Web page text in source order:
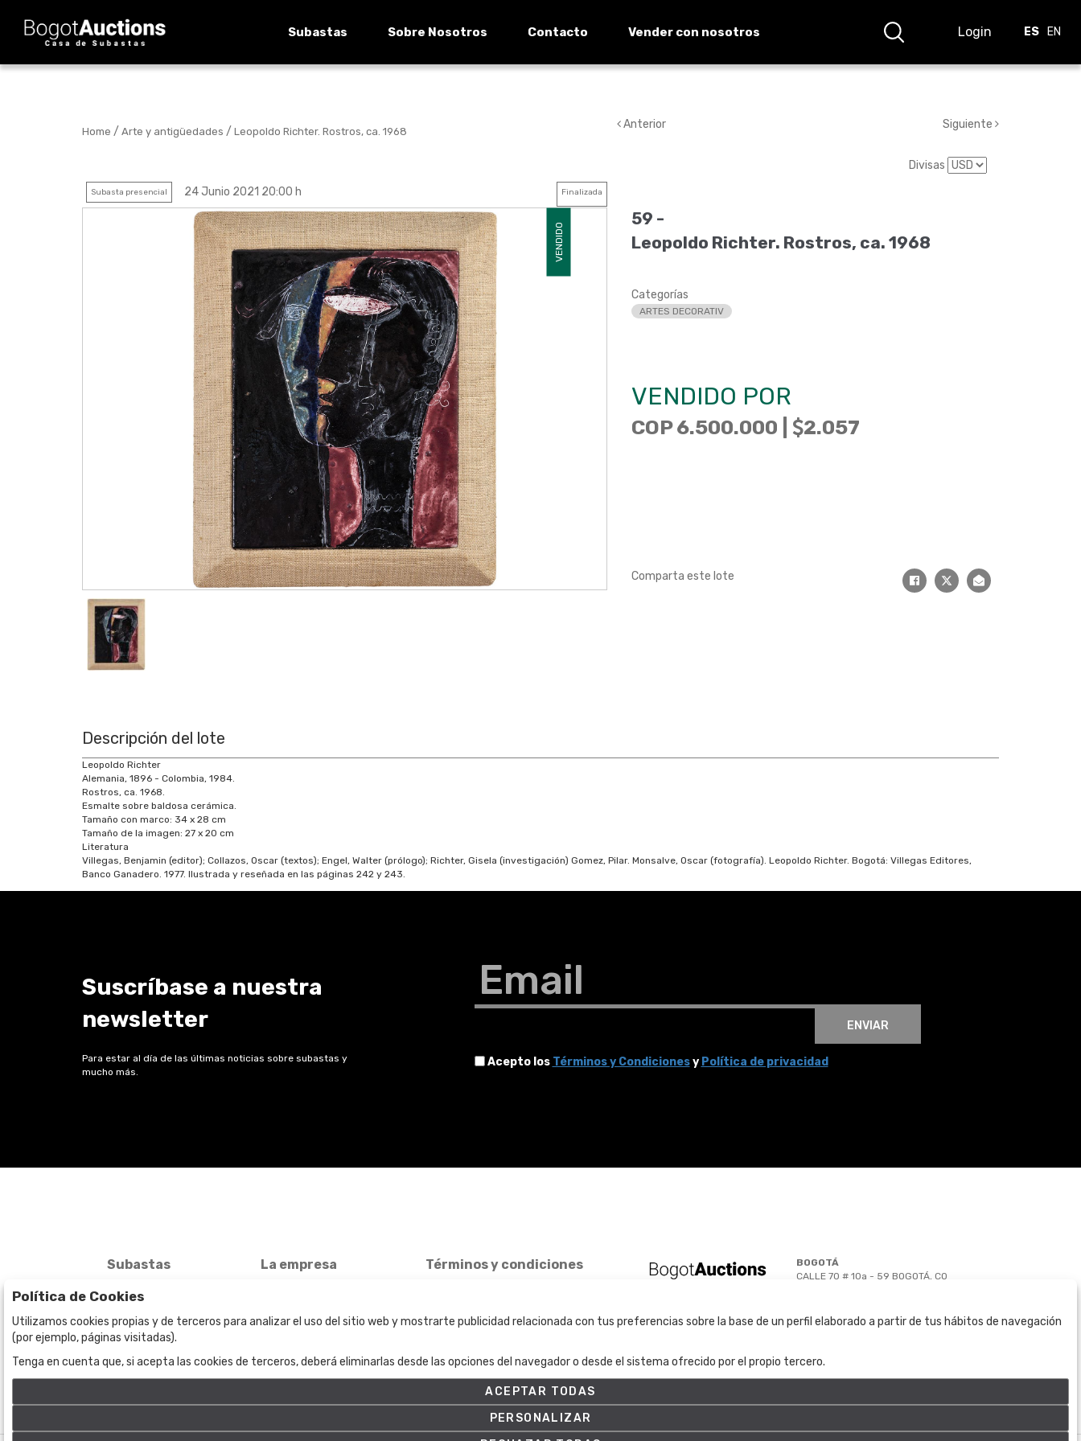
Subastas Sobre Nosotros Contacto Vender con nosotros Login ES EN
Home / Arte y antigüedades / Leopoldo Richter. Rostros, ca. 1968
Anterior Siguiente
Divisas
Subasta presencial 24 Junio 2021 20:00 h Finalizada
VENDIDO
59 -
Leopoldo Richter. Rostros, ca. 1968
Categorías
ARTES DECORATIV
VENDIDO POR
COP 6.500.000 | 2.057
Comparta este lote
Descripción del lote
Leopoldo Richter
Alemania, 1896 - Colombia, 1984.
Rostros, ca. 1968.
Esmalte sobre baldosa cerámica.
Tamaño con marco: 34 x 28 cm
Tamaño de la imagen: 27 x 20 cm
Literatura
Villegas, Benjamin (editor); Collazos, Oscar (textos); Engel, Walter (prólogo); Richter, Gisela (investigación) Gomez, Pilar. Monsalve, Oscar (fotografía). Leopoldo Richter. Bogotá: Villegas Editores,
Banco Ganadero. 1977. Ilustrada y reseñada en las páginas 242 y 243.
Suscríbase a nuestra
newsletter
Para estar al día de las últimas noticias sobre subastas y
mucho más.
Email
ENVIAR
Acepto los Términos y Condicionesy Política de privacidad
Subastas
Subasta en curso
Subastas anteriores
La empresa
Contacto
Términos y condiciones
Política de Privacidad
Ajuste de Cookies
BOGOTÁ
CALLE 70 # 10a - 59 BOGOTÁ, CO
(+57) 301 271 1444
info@bogotaauctions.com
Política de Cookies
Utilizamos cookies propias y de terceros para analizar el uso del sitio web y mostrarte publicidad relacionada con tus preferencias sobre la base de un perfil elaborado a partir de tus hábitos de navegación
(por ejemplo, páginas visitadas).
Tenga en cuenta que, si acepta las cookies de terceros, deberá eliminarlas desde las opciones del navegador o desde el sistema ofrecido por el propio tercero.
ACEPTAR TODAS
PERSONALIZAR